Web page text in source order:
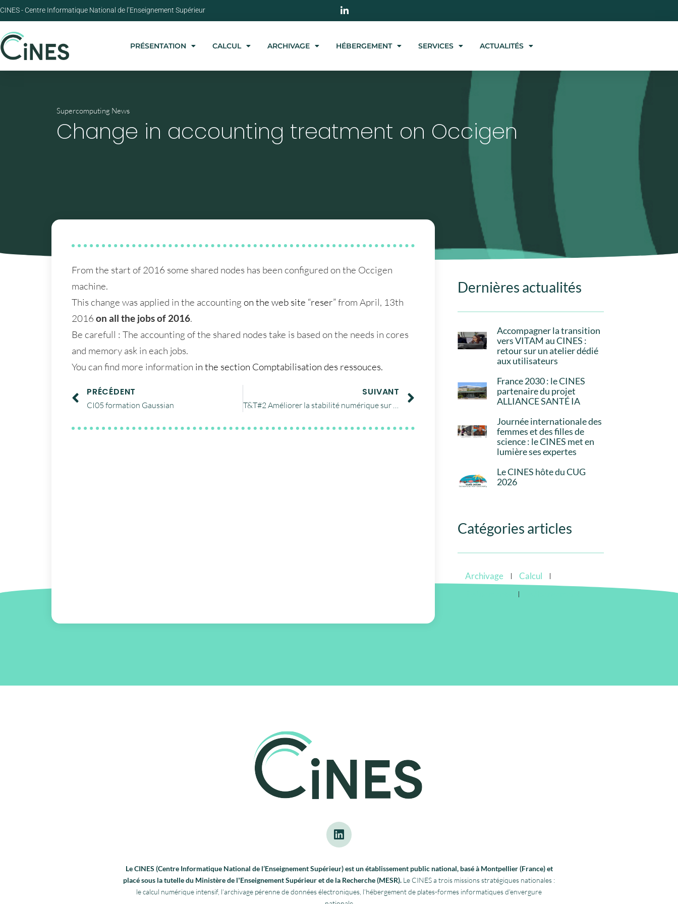
CINES - Centre Informatique National de l’Enseignement Supérieur
PRÉSENTATION CALCUL ARCHIVAGE HÉBERGEMENT SERVICES ACTUALITÉS
Supercomputing News
Change in accounting treatment on Occigen
From the start of 2016 some shared nodes has been configured on the Occigen
machine.
This change was applied in the accounting on the web site “reser”from April, 13th
2016 on all the jobs of 2016.
Be carefull : The accounting of the shared nodes take is based on the needs in cores
and memory ask in each jobs.
You can find more information in the section Comptabilisation des ressouces.
PRÉCÉDENT
CI05 formation Gaussian
SUIVANT
T&T#2 Améliorer la stabilité numérique sur des valeurs proches de zéro
Dernières actualités
Accompagner la transition
vers VITAM au CINES :
retour sur un atelier dédié
aux utilisateurs
France 2030 : le CINES
partenaire du projet
ALLIANCE SANTÉ IA
Journée internationale des
femmes et des filles de
science : le CINES met en
lumière ses expertes
Le CINES hôte du CUG
2026
Catégories articles
Archivage
Calcul
Le CINES (Centre Informatique National de l’Enseignement Supérieur) est un établissement public national, basé à Montpellier (France) et
placé sous la tutelle du Ministère de lʼEnseignement Supérieur et de la Recherche (MESR). Le CINES a trois missions stratégiques nationales :
le calcul numérique intensif, l’archivage pérenne de données électroniques, l’hébergement de plates-formes informatiques d’envergure